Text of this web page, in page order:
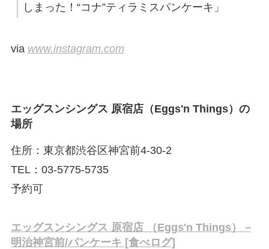
しまった！“コナ”ティラミスパンケーキ」
via www.instagram.com
エッグスンシングス 原宿店（Eggs'n Things）の
場所
住所：東京都渋谷区神宮前4-30-2
TEL：03-5775-5735
予約可
エッグスンシングス 原宿店 （Eggs'n Things） –
明治神宮前/パンケーキ [食べログ]